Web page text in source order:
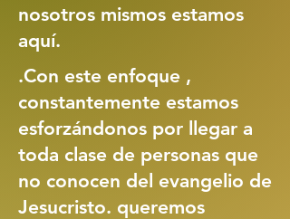
nosotros mismos estamos
aquí.
.Con este enfoque ,
constantemente estamos
esforzándonos por llegar a
toda clase de personas que
no conocen del evangelio de
Jesucristo. queremos